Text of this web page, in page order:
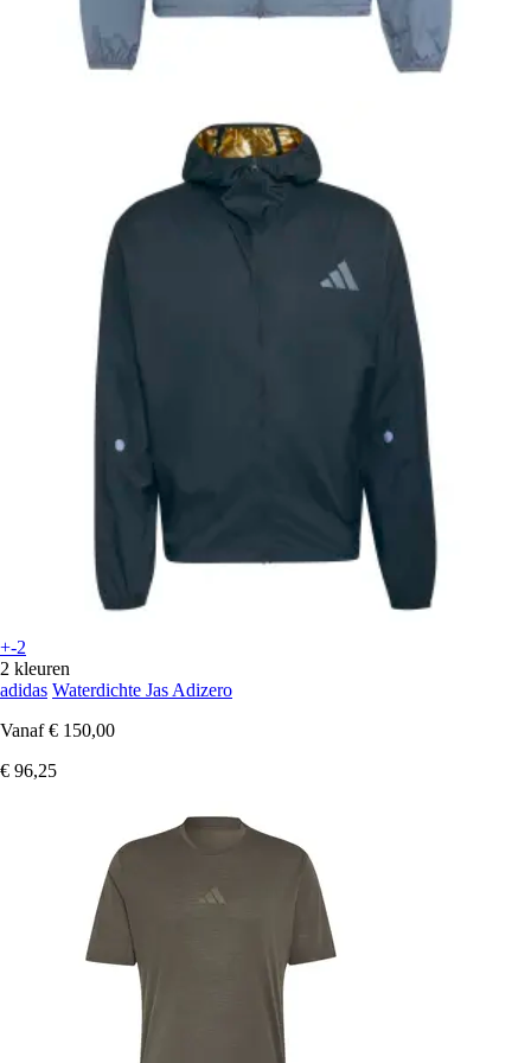
+-2
2 kleuren
adidas Waterdichte Jas Adizero
Vanaf € 150,00
€ 96,25